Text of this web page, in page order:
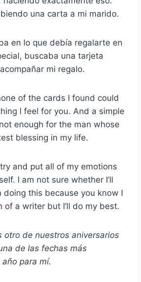
una carta a mi marido.
en lo que debía regalarte en
buscaba una tarjeta
mi regalo.
of the cards I found could
I feel for you. And a simple
not enough for the man whose
blessing in my life.
and put all of my emotions
I am not sure whether I’ll
doing this because you know I
of a writer but I’ll do my best.
otro de nuestros aniversarios
de las fechas más
para mí.